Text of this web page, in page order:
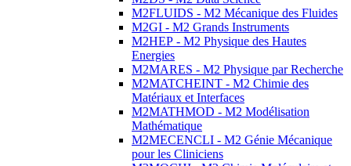
M2FLUIDS - M2 Mécanique des Fluides
M2GI - M2 Grands Instruments
M2HEP - M2 Physique des Hautes
Energies
M2MARES - M2 Physique par Recherche
M2MATCHEINT - M2 Chimie des
Matériaux et Interfaces
M2MATHMOD - M2 Modélisation
Mathématique
M2MECENCLI - M2 Génie Mécanique
pour les Cliniciens